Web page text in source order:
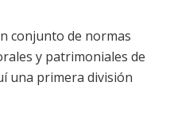
conjunto de normas
y patrimoniales de
una primera división